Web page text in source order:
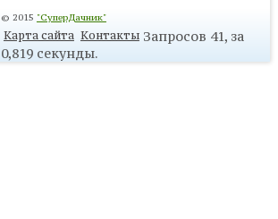
© 2015 "СуперДачник"
Карта сайта КонтактыЗапросов 41, за
0,819 секунды.